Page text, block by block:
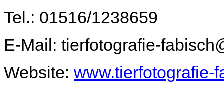
Tel.: 01516/1238659
E-Mail: tierfotografie-
Website: www.tierfotografie-